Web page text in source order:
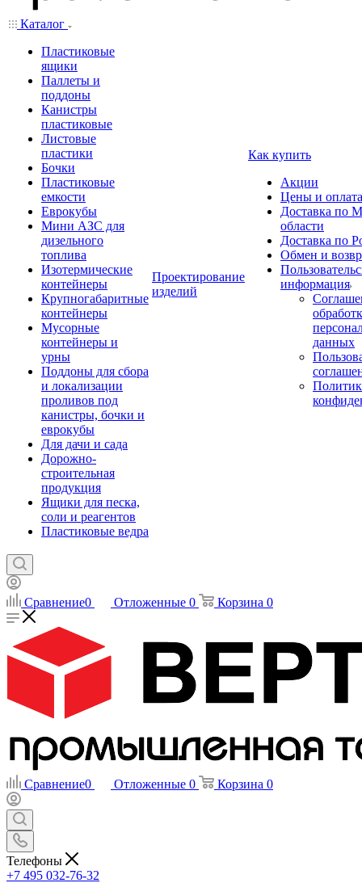
Каталог
Пластиковые
ящики
Паллеты и
поддоны
Канистры
пластиковые
Листовые
пластики
Бочки
Пластиковые
емкости
Еврокубы
Мини АЗС для
дизельного
топлива
Изотермические
контейнеры
Крупногабаритные
контейнеры
Мусорные
контейнеры и
урны
Поддоны для сбора
и локализации
проливов под
канистры, бочки и
еврокубы
Для дачи и сада
Дорожно-
строительная
продукция
Ящики для песка,
соли и реагентов
Пластиковые ведра
Проектирование
изделий
Как купить
Акции
Цены и оплата
Доставка по
области
Доставка по
Обмен и
информация
данных
Сравнение0 Отложенные 0 Корзина 0
Сравнение0 Отложенные 0 Корзина 0
Телефоны
+7 495 032-76-32